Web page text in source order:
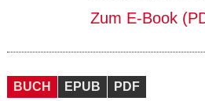
Zum E-Book
BUCH EPUB PDF